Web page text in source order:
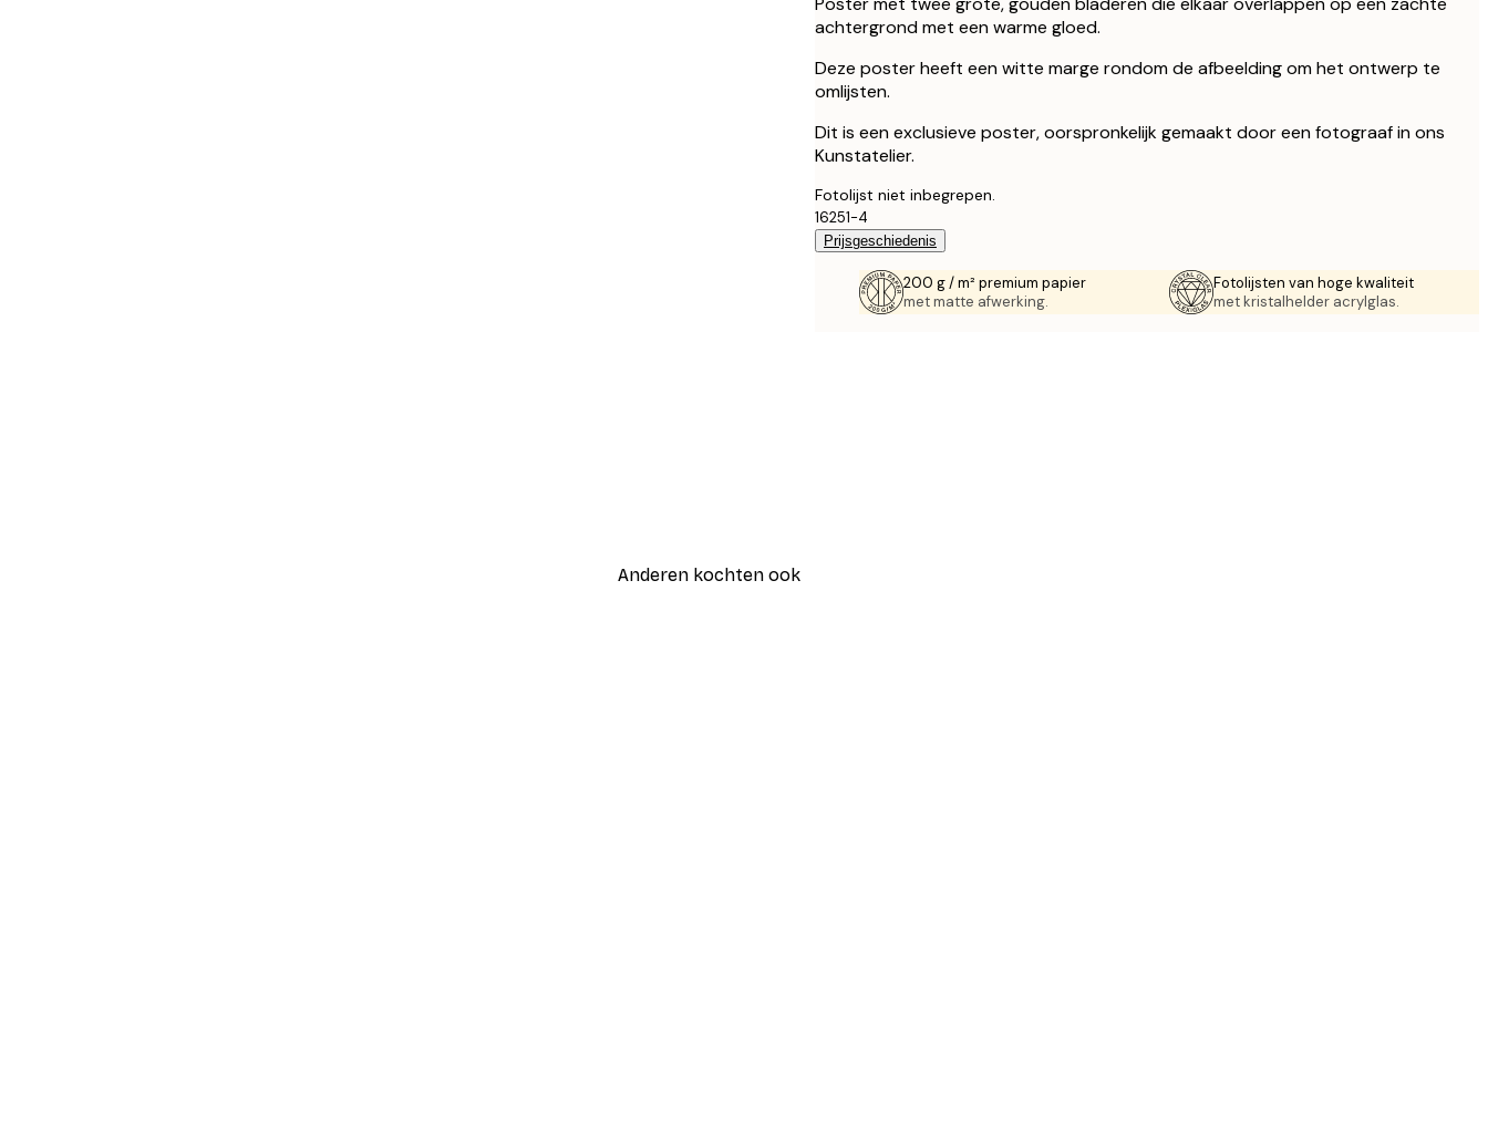
achtergrond met een warme gloed.
Deze poster heeft een witte marge rondom de afbeelding om het ontwerp te
omlijsten.
Dit is een exclusieve poster, oorspronkelijk gemaakt door een fotograaf in ons
Kunstatelier.
Fotolijst niet inbegrepen.
16251-4
Prijsgeschiedenis
200 g / m² premium papier
met matte afwerking.
Fotolijsten van hoge kwaliteit
met kristalhelder acrylglas.
Anderen kochten ook